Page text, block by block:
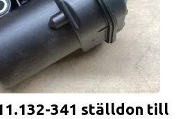
341 ställdon till